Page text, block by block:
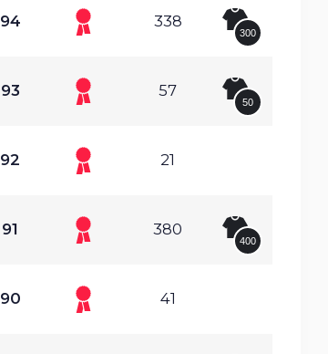
94 338
300
93 57
50
92 21
91 380
400
90 41